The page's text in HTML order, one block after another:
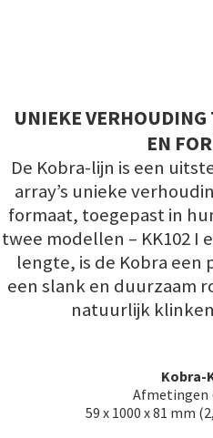
UNIEKE VERHOUDING
EN
De Kobra-lijn is een
array’s unieke
formaat, toegepast in
twee modellen – KK102 I
lengte, is de Kobra een
een slank en duurzaam
natuurlijk
Kobra-
Afmetingen
59 x 1000 x 81 mm